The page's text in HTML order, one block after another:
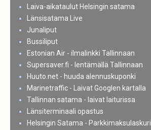
Laiva-aikataulut Helsingin satama
Länsisatama Live
Junaliput
Bussiliput
Estonian Air - ilmalinkki Tallinnaan
Supersaver.fi - lentämällä Tallinnaan
Huuto.net - huuda alennuskuponki
Marinetraffic - Laivat Googlen kartalla
Tallinnan satama - laivat laiturissa
Länsiterminaali opastus
Helsingin Satama - Parkkimaksulaskuri